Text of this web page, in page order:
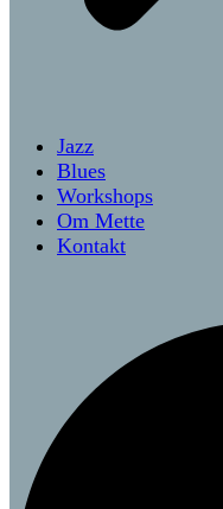
Jazz
Blues
Workshops
Om Mette
Kontakt